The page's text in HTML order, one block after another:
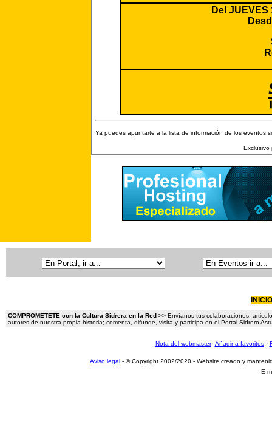
Del JUEVES
Ya puedes apuntarte a la lista de información de los eventos
Exclusivo
INICIO
COMPROMETETE con la Cultura Sidrera en la Red >> Envíanos tus colaboraciones,
autores de nuestra propia historia; comenta, difunde, visita y participa en el Portal Sidrero
Nota del webmaster· Añadir a favoritos·
Aviso legal - © Copyright 2002/2020 - Website creado y
E-